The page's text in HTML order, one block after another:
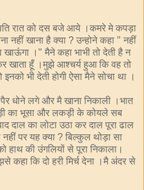
रात को दस बजे आये ।कमरे मे कपड़ा
नहीं खाना है क्या ? उन्होने कहा " नहीं
।" मैने कहा भाभी तो देती है न
खाता हूँ ।मुझे आश्चर्य हुआ कि वह तो
भी देती होगी ऐसा मैने सोचा था ।
धोने लगे और मै खाना निकाली ।भात
का भूसा और लकड़ी के कोयले सब
का लोटा उठा कर दाल पूरा ढाल
पर यह क्या ? बिल्कुल थोड़ा सा
की उंगलियों से पूरा निकाला।
कहा कि दो हरी मिर्च देना ।मै अंदर से